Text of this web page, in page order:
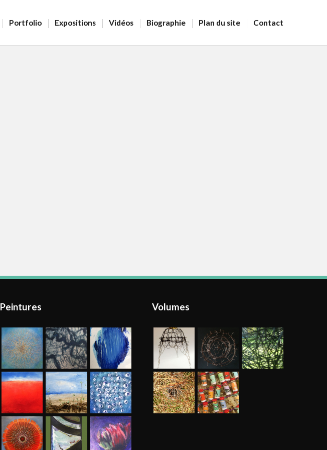
Portfolio Expositions Vidéos Biographie Plan du site Contact
Peintures Volumes